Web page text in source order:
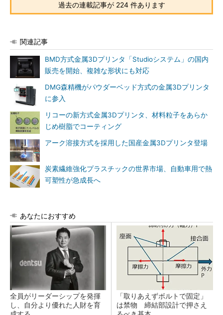
過去の連載記事が 224 件あります
関連記事
BMD方式金属3Dプリンタ「Studioシステム」の国内
販売を開始、複雑な形状にも対応
DMG森精機がパウダーベッド方式の金属3Dプリンタ
に参入
リコーの新方式金属3Dプリンタ、材料粒子をあらか
じめ樹脂でコーティング
アーク溶接方式を採用した国産金属3Dプリンタ登場
炭素繊維強化プラスチックの世界市場、自動車用で熱
可塑性が急成長へ
あなたにおすすめ
全員がリーダーシップを発揮
し、自分より優れた人財を育
「取りあえずボルトで固定」
は禁物 締結部設計で押さえ